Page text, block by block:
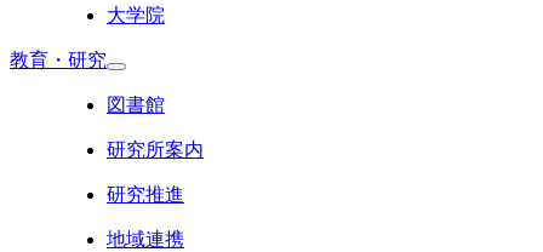
大学院
教育・研究
図書館
研究所案内
研究推進
地域連携